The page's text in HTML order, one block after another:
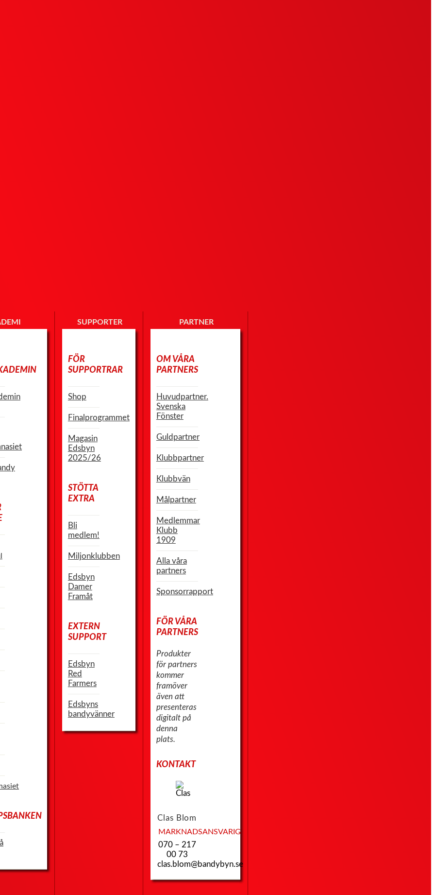
SUPPORTER
FÖR
SUPPORTRAR
Shop
Finalprogrammet
Magasin
Edsbyn
2025/26
STÖTTA
EXTRA
Bli
medlem!
Miljonklubben
Edsbyn
Damer
Framåt
EXTERN
SUPPORT
Edsbyn
Red
Farmers
Edsbyns
bandyvänner
PARTNER
OM VÅRA
PARTNERS
Huvudpartner.
Svenska
Fönster
Guldpartner
Klubbpartner
Klubbvän
Målpartner
Medlemmar
Klubb
1909
Alla våra
partners
Sponsorrapport
FÖR VÅRA
PARTNERS
Produkter
för partners
kommer
framöver
även att
presenteras
digitalt på
denna
plats.
KONTAKT
Clas Blom
MARKNADSANSVARIG
070 – 217
00 73
clas.blom@bandybyn.se